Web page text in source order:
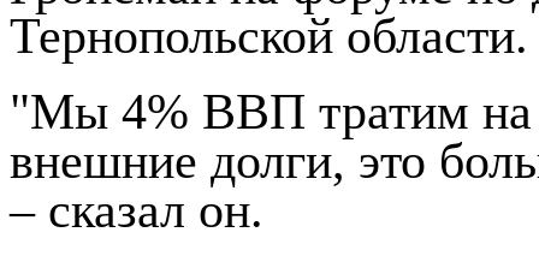
Тернопольской области.
"Мы 4% ВВП тратим на
внешние долги, это
– сказал он.